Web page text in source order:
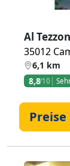
Al
35012
6,1 km
8,8/10